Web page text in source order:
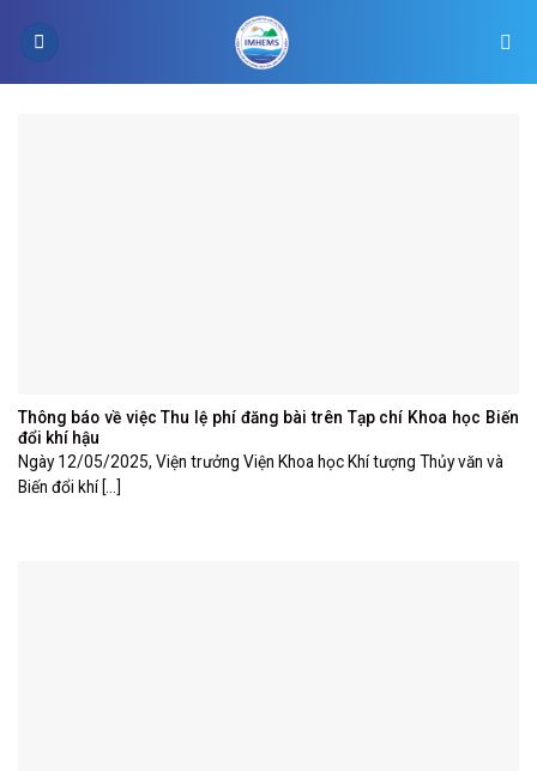
Thông báo về việc Thu lệ phí đăng bài trên Tạp chí Khoa học Biến
đổi khí hậu
Ngày 12/05/2025, Viện trưởng Viện Khoa học Khí tượng Thủy văn và
Biến đổi khí [...]